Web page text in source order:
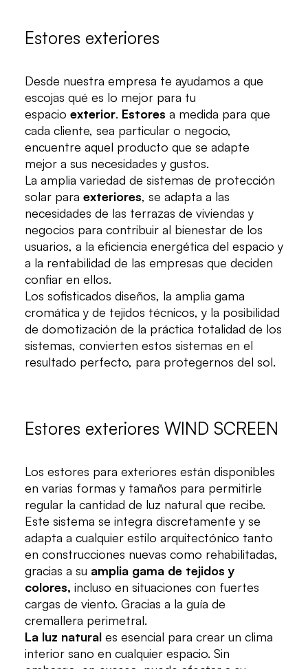
Estores exteriores
Desde nuestra empresa te ayudamos a que
escojas qué es lo mejor para tu
espacio exterior. Estores a medida para que
cada cliente, sea particular o negocio,
encuentre aquel producto que se adapte
mejor a sus necesidades y gustos.
La amplia variedad de sistemas de protección
solar para exteriores, se adapta a las
necesidades de las terrazas de viviendas y
negocios para contribuir al bienestar de los
usuarios, a la eficiencia energética del espacio y
a la rentabilidad de las empresas que deciden
confiar en ellos.
Los sofisticados diseños, la amplia gama
cromática y de tejidos técnicos, y la posibilidad
de domotización de la práctica totalidad de los
sistemas, convierten estos sistemas en el
resultado perfecto, para protegernos del sol.
Estores exteriores WIND SCREEN
Los estores para exteriores están disponibles
en varias formas y tamaños para permitirle
regular la cantidad de luz natural que recibe.
Este sistema se integra discretamente y se
adapta a cualquier estilo arquitectónico tanto
en construcciones nuevas como rehabilitadas,
gracias a su amplia gama de tejidos y
colores, incluso en situaciones con fuertes
cargas de viento. Gracias a la guía de
cremallera perimetral.
La luz natural es esencial para crear un clima
interior sano en cualquier espacio. Sin